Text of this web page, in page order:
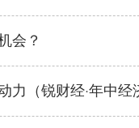
会？
力（锐财经·年中